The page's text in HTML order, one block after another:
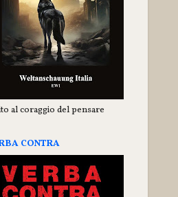
al coraggio del pensare
CONTRA